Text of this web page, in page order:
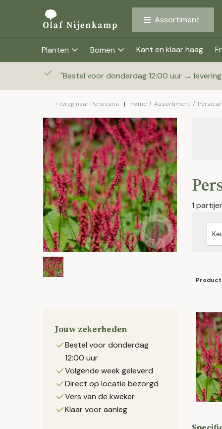
Assortiment
Planten Bomen Kant en klaar haag
"Bestel voor donderdag 12:00 uur →
Terug naar Persicaria home / Assortiment /
Jouw zekerheden
Bestel voor donderdag
12:00 uur
Volgende week geleverd
Direct op locatie bezorgd
Vers van de kweker
Klaar voor aanleg
1
Product